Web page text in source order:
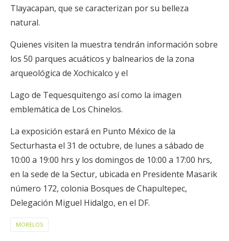
Tlayacapan, que se caracterizan por su belleza
natural.
Quienes visiten la muestra tendrán información sobre
los 50 parques acuáticos y balnearios de la zona
arqueológica de Xochicalco y el
Lago de Tequesquitengo así como la imagen
emblemática de Los Chinelos.
La exposición estará en Punto México de la
Secturhasta el 31 de octubre, de lunes a sábado de
10:00 a 19:00 hrs y los domingos de 10:00 a 17:00 hrs,
en la sede de la Sectur, ubicada en Presidente Masarik
número 172, colonia Bosques de Chapultepec,
Delegación Miguel Hidalgo, en el DF.
MORELOS